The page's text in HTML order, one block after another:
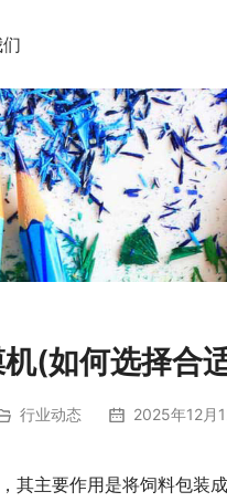
(如何选择合
行业动态 2025年12月
其主要作用是将饲料包装